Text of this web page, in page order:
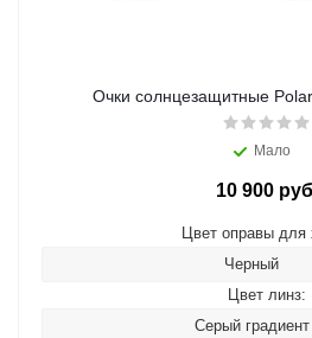
Очки солнцезащитные
Мало
10 900
Цвет оправы для
Черный
Цвет линз:
Серый градиент